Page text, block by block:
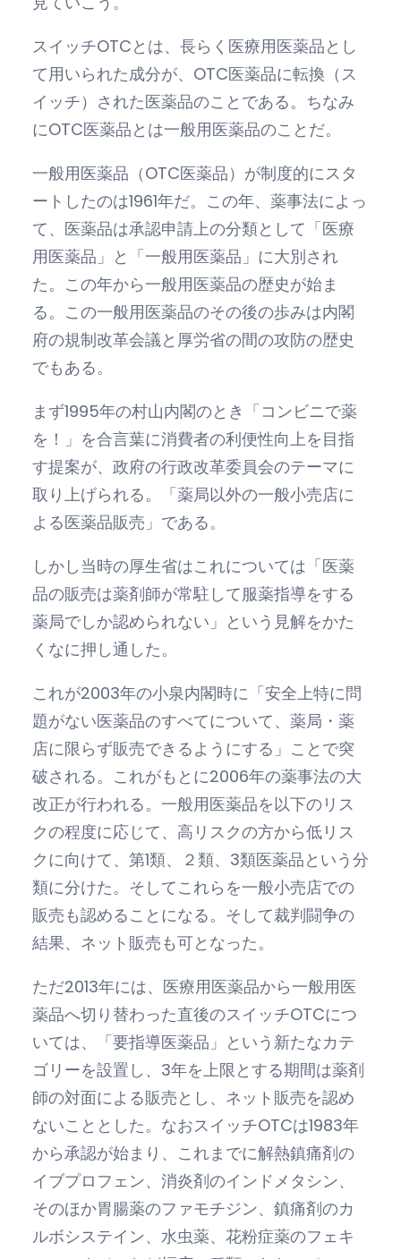
スイッチOTCとは、長らく医療用医薬品とし
て用いられた成分が、OTC医薬品に転換（ス
イッチ）された医薬品のことである。ちなみ
にOTC医薬品とは一般用医薬品のことだ。
一般用医薬品（OTC医薬品）が制度的にスタ
ートしたのは1961年だ。この年、薬事法によっ
て、医薬品は承認申請上の分類として「医療
用医薬品」と「一般用医薬品」に大別され
た。この年から一般用医薬品の歴史が始ま
る。この一般用医薬品のその後の歩みは内閣
府の規制改革会議と厚労省の間の攻防の歴史
でもある。
まず1995年の村山内閣のとき「コンビニで薬
を！」を合言葉に消費者の利便性向上を目指
す提案が、政府の行政改革委員会のテーマに
取り上げられる。「薬局以外の一般小売店に
よる医薬品販売」である。
しかし当時の厚生省はこれについては「医薬
品の販売は薬剤師が常駐して服薬指導をする
薬局でしか認められない」という見解をかた
くなに押し通した。
これが2003年の小泉内閣時に「安全上特に問
題がない医薬品のすべてについて、薬局・薬
店に限らず販売できるようにする」ことで突
破される。これがもとに2006年の薬事法の大
改正が行われる。一般用医薬品を以下のリス
クの程度に応じて、高リスクの方から低リス
クに向けて、第1類、２類、3類医薬品という分
類に分けた。そしてこれらを一般小売店での
販売も認めることになる。そして裁判闘争の
結果、ネット販売も可となった。
ただ2013年には、医療用医薬品から一般用医
薬品へ切り替わった直後のスイッチOTCにつ
いては、「要指導医薬品」という新たなカテ
ゴリーを設置し、3年を上限とする期間は薬剤
師の対面による販売とし、ネット販売を認め
ないこととした。なおスイッチOTCは1983年
から承認が始まり、これまでに解熱鎮痛剤の
イブプロフェン、消炎剤のインドメタシン、
そのほか胃腸薬のファモチジン、鎮痛剤のカ
ルボシステイン、水虫薬、花粉症薬のフェキ